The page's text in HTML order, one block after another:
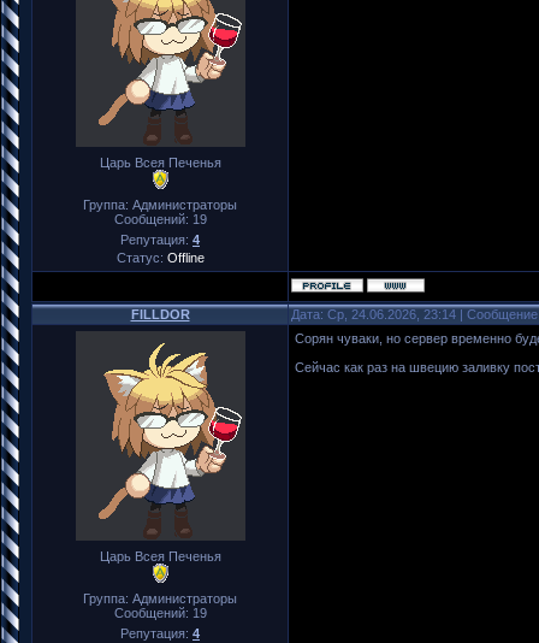
Царь Всея Печенья
Группа: Администраторы
Сообщений: 19
Репутация: 4
Статус: Offline
FILLDOR Дата: Ср, 24.06.2026, 23:14 |
Царь Всея Печенья
Группа: Администраторы
Сообщений: 19
Репутация: 4
Сорян чуваки, но сервер временно
Сейчас как раз на швецию заливку